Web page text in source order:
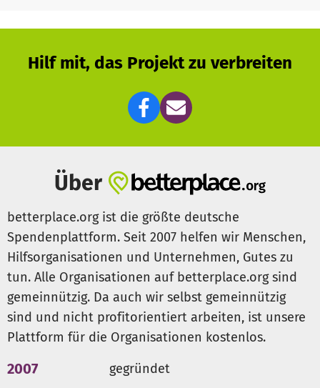
Hilf mit, das Projekt zu verbreiten
Über
betterplace.org ist die größte deutsche
Spendenplattform. Seit 2007 helfen wir Menschen,
Hilfsorganisationen und Unternehmen, Gutes zu
tun. Alle Organisationen auf betterplace.org sind
gemeinnützig. Da auch wir selbst gemeinnützig
sind und nicht profitorientiert arbeiten, ist unsere
Plattform für die Organisationen kostenlos.
2007 gegründet